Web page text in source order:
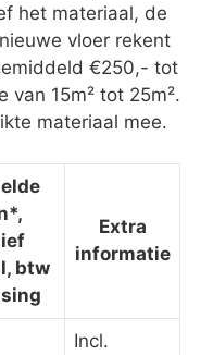
het materiaal, de
vloer rekent
€250,- tot
15m² tot 25m².
materiaal mee.
btw
Extra
informatie
Incl.